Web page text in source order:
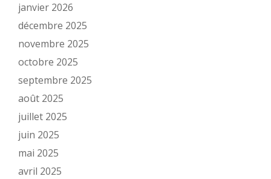
janvier 2026
décembre 2025
novembre 2025
octobre 2025
septembre 2025
août 2025
juillet 2025
juin 2025
mai 2025
avril 2025